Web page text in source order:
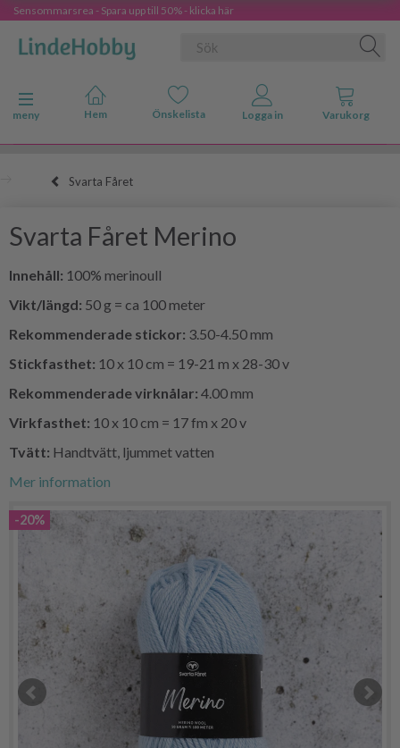
Sensommarsrea - Spara upp till 50% - klicka här
Ändra navigering
meny
Svarta Fåret
Svarta Fåret Merino
Innehåll: 100% merinoull
Vikt/längd: 50 g = ca 100 meter
Rekommenderade stickor: 3.50-4.50 mm
Stickfasthet: 10 x 10 cm = 19-21 m x 28-30 v
Rekommenderade virknålar: 4.00 mm
Virkfasthet: 10 x 10 cm = 17 fm x 20 v
Tvätt: Handtvätt, ljummet vatten
Mer information
-20%